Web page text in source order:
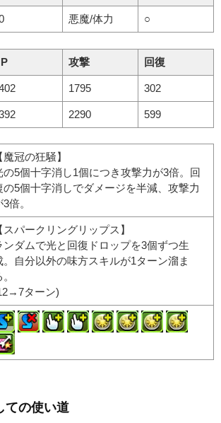
悪魔/体力 ○
攻撃 回復
1795 302
2290 599
魔冠の狂騒】
の5個十字消し1個につき攻撃力が3倍。回
の5個十字消しでダメージを半減、攻撃力
3倍。
スパークリングリップス】
ンダムで光と回復ドロップを3個ずつ生
。自分以外の味方スキルが1ターン溜ま
ターン)
ての使い道